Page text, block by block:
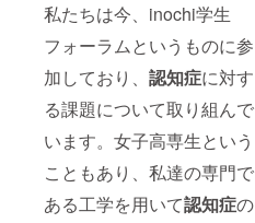
私たちは今、inochi学生
フォーラムというものに参
加しており、 認知症に対す
る課題について取り組んで
います。女子高専生という
こともあり、私達の専門で
ある工学を用いて認知症の